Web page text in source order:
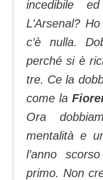
incedibile
L’Arsenal?
c’è nulla.
perché si è
tre. Ce la
come la
Ora
mentalità e
l’anno
primo. Non